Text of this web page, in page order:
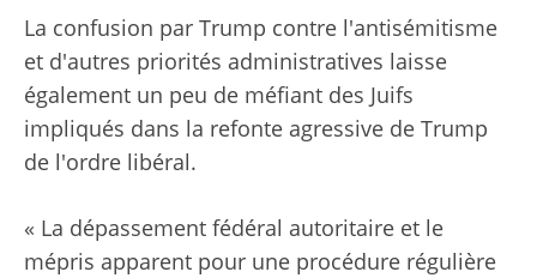
La confusion par Trump contre l'antisémitisme
et d'autres priorités administratives laisse
également un peu de méfiant des Juifs
impliqués dans la refonte agressive de Trump
de l'ordre libéral.
« La dépassement fédéral autoritaire et le
mépris apparent pour une procédure régulière